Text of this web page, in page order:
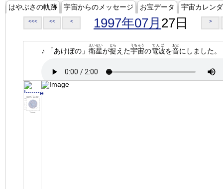
はやぶさの軌跡 宇宙からのメッセージ お宝データ 宇宙カレン
<<< << < 1997年07月 27日 >
♪ 「あけぼの」 衛星
えいせい
が捉
とら
えた宇宙
うちゅう
の電波
でんぱ
を音
おと
にしました。